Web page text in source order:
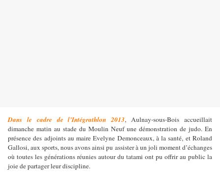
Dans le cadre de l’Intégrathlon 2013, Aulnay-sous-Bois accueillait
dimanche matin au stade du Moulin Neuf une démonstration de judo. En
présence des adjoints au maire Evelyne Demonceaux, à la santé, et Roland
Gallosi, aux sports, nous avons ainsi pu assister à un joli moment d’échanges
où toutes les générations réunies autour du tatami ont pu offrir au public la
joie de partager leur discipline.